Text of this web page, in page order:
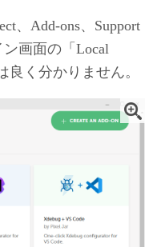
、Add-ons、Support
画面の「Local
良く分かりません。